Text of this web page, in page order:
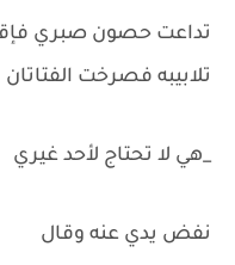
تداعت حصون صبري
تلابيبه فصرخت الفتاتان
_هي لا تحتاج لأحد غيري
نفض يدي عنه وقال